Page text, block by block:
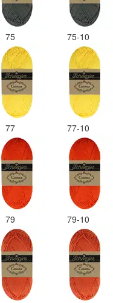
75 75-10
77 77-10
79 79-10